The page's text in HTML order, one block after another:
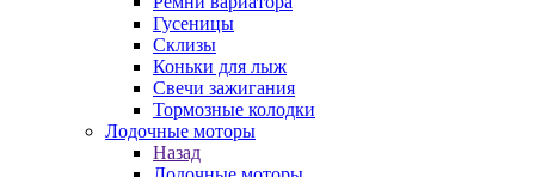
Гусеницы
Склизы
Коньки для лыж
Свечи зажигания
Тормозные колодки
Лодочные моторы
Назад